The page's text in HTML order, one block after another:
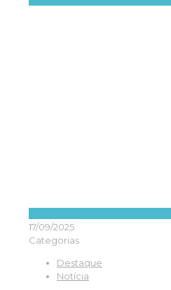
17/09/2025
Categorias
Destaque
Notícia